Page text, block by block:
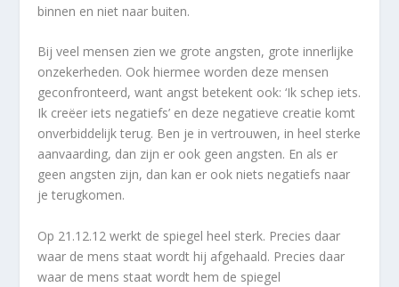
binnen en niet naar buiten.
Bij veel mensen zien we grote angsten, grote innerlijke
onzekerheden. Ook hiermee worden deze mensen
geconfronteerd, want angst betekent ook: ‘Ik schep iets.
Ik creëer iets negatiefs’ en deze negatieve creatie komt
onverbiddelijk terug. Ben je in vertrouwen, in heel sterke
aanvaarding, dan zijn er ook geen angsten. En als er
geen angsten zijn, dan kan er ook niets negatiefs naar
je terugkomen.
Op 21.12.12 werkt de spiegel heel sterk. Precies daar
waar de mens staat wordt hij afgehaald. Precies daar
waar de mens staat wordt hem de spiegel